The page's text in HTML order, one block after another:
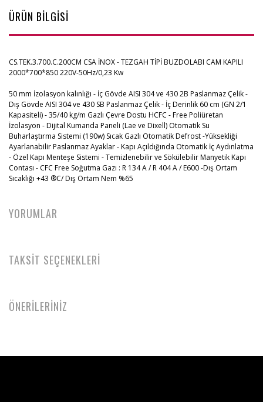
ÜRÜN BİLGİSİ
CS.TEK.3.700.C.200CM CSA İNOX - TEZGAH TİPİ BUZDOLABI CAM KAPILI
2000*700*850 220V-50Hz/0,23 Kw
50 mm İzolasyon kalınlığı - İç Gövde AISI 304 ve 430 2B Paslanmaz Çelik -
Dış Gövde AISI 304 ve 430 SB Paslanmaz Çelik - İç Derinlik 60 cm (GN 2/1
Kapasiteli) - 35/40 kg/m Gazlı Çevre Dostu HCFC - Free Poliüretan
İzolasyon - Dijital Kumanda Paneli (Lae ve Dixell) Otomatik Su
Buharlaştırma Sistemi (190w) Sıcak Gazlı Otomatik Defrost -Yüksekliği
Ayarlanabilir Paslanmaz Ayaklar - Kapı Açıldığında Otomatik İç Aydınlatma
- Özel Kapı Menteşe Sistemi - Temizlenebilir ve Sökülebilir Manyetik Kapı
Contası - CFC Free Soğutma Gazı : R 134 A / R 404 A / E600 -Dış Ortam
Sıcaklığı +43 ®C/ Dış Ortam Nem %65
YORUMLAR
TAKSİT SEÇENEKLERİ
ÖNERİLERİNİZ